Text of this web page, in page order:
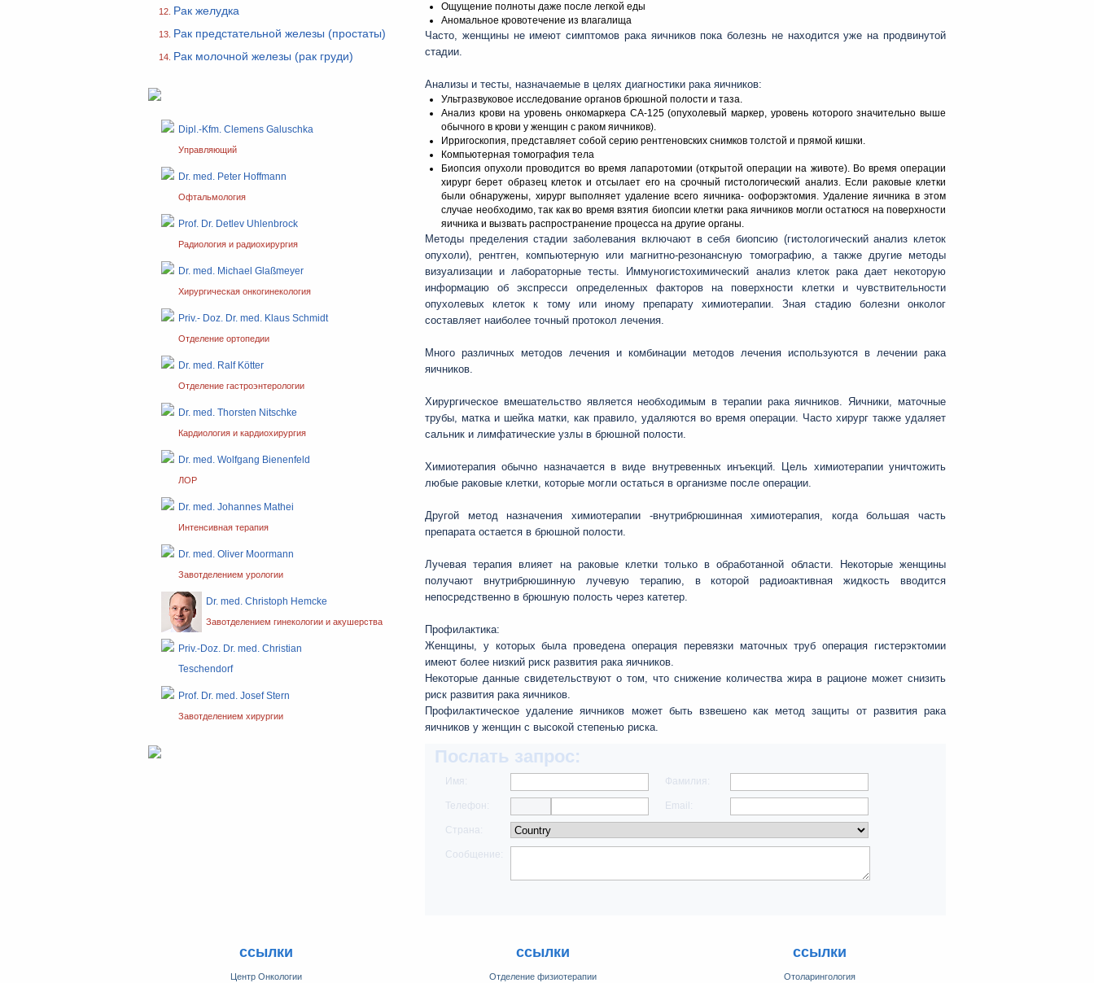
Ощущение полноты даже после легкой еды
Аномальное кровотечение из влагалища
Часто, женщины не имеют симптомов рака яичников пока болезнь не находится уже на продвинутой
стадии.
Анализы и тесты, назначаемые в целях диагностики рака яичников:
Ультразвуковое исследование органов брюшной полости и таза.
Анализ крови на уровень онкомаркера СА-125 (опухолевый маркер, уровень которого значительно выше
обычного в крови у женщин с раком яичников).
Ирригоскопия, представляет собой серию рентгеновских снимков толстой и прямой кишки.
Компьютерная томография тела
Биопсия опухоли проводится во время лапаротомии (открытой операции на животе). Во время операции
хирург берет образец клеток и отсылает его на срочный гистологический анализ. Если раковые клетки
были обнаружены, хирург выполняет удаление всего яичника- оофорэктомия. Удаление яичника в этом
случае необходимо, так как во время взятия биопсии клетки рака яичников могли остатюся на поверхности
яичника и вызвать распространение процесса на другие органы.
Методы пределения стадии заболевания включают в себя биопсию (гистологический анализ клеток
опухоли), рентген, компьютерную или магнитно-резонансную томографию, а также другие методы
визуализации и лабораторные тесты. Иммуногистохимический анализ клеток рака дает некоторую
информацию об экспресси определенных факторов на поверхности клетки и чувствительности
опухолевых клеток к тому или иному препарату химиотерапии. Зная стадию болезни онколог
составляет наиболее точный протокол лечения.
Много различных методов лечения и комбинации методов лечения используются в лечении рака
яичников.
Хирургическое вмешательство является необходимым в терапии рака яичников. Яичники, маточные
трубы, матка и шейка матки, как правило, удаляются во время операции. Часто хирург также удаляет
сальник и лимфатические узлы в брюшной полости.
Химиотерапия обычно назначается в виде внутревенных инъекций. Цель химиотерапии уничтожить
любые раковые клетки, которые могли остаться в организме после операции.
Другой метод назначения химиотерапии -внутрибрюшинная химиотерапия, когда большая часть
препарата остается в брюшной полости.
Лучевая терапия влияет на раковые клетки только в обработанной области. Некоторые женщины
получают внутрибрюшинную лучевую терапию, в которой радиоактивная жидкость вводится
непосредственно в брюшную полость через катетер.
Профилактика:
Женщины, у которых была проведена операция перевязки маточных труб операция гистерэктомии
имеют более низкий риск развития рака яичников.
Некоторые данные свидетельствуют о том, что снижение количества жира в рационе может снизить
риск развития рака яичников.
Профилактическое удаление яичников может быть взвешено как метод защиты от развития рака
яичников у женщин с высокой степенью риска.
Послать запрос:
Имя: Фамилия:
Телефон: Email:
Страна:
Сообщение:
Рак желудка
Рак предстательной железы (простаты)
Рак молочной железы (рак груди)
Dipl.-Kfm. Clemens Galuschka
Управляющий
Dr. med. Peter Hoffmann
Офтальмология
Prof. Dr. Detlev Uhlenbrock
Радиология и радиохирургия
Dr. med. Michael Glaßmeyer
Хирургическая онкогинекология
Priv.- Doz. Dr. med. Klaus Schmidt
Отделение ортопедии
Dr. med. Ralf Kötter
Отделение гастроэнтерологии
Dr. med. Thorsten Nitschke
Кардиология и кардиохирургия
Dr. med. Wolfgang Bienenfeld
ЛОР
Dr. med. Johannes Mathei
Интенсивная терапия
Dr. med. Oliver Moormann
Завотделением урологии
Dr. med. Christoph Hemcke
Завотделением гинекологии и акушерства
Priv.-Doz. Dr. med. Christian
Teschendorf
Prof. Dr. med. Josef Stern
Завотделением хирургии
ссылки
Центр Онкологии
ссылки
Отделение физиотерапии
ссылки
Отоларингология